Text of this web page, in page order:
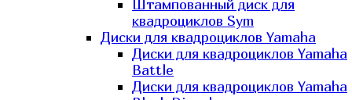
Штампованный диск для
квадроциклов Sym
Диски для квадроциклов Yamaha
Диски для квадроциклов Yamaha
Battle
Диски для квадроциклов Yamaha